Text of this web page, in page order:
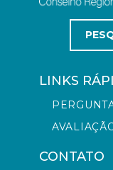
LINKS
CONTATO